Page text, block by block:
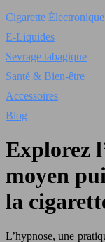
Cigarette Électronique
E-Liquides
Sevrage tabagique
Santé & Bien-être
Accessoires
Blog
Explorez
moyen
la
L’hypnose, une